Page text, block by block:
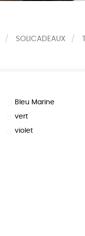
SOLICADEAUX
Bleu Marine
vert
violet